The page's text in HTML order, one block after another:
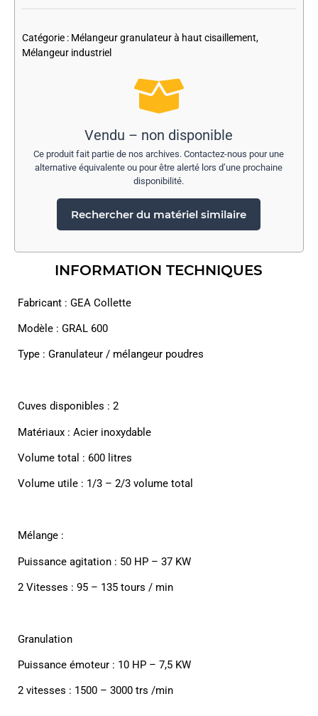
-
Catégorie : Mélangeur granulateur à haut cisaillement,
Mélangeur industriel
Vendu – non disponible
Ce produit fait partie de nos archives. Contactez-nous pour une
alternative équivalente ou pour être alerté lors d’une prochaine
disponibilité.
Rechercher du matériel similaire
INFORMATION TECHNIQUES
Fabricant : GEA Collette
Modèle : GRAL 600
Type : Granulateur / mélangeur poudres
Cuves disponibles : 2
Matériaux : Acier inoxydable
Volume total : 600 litres
Volume utile : 1/3 – 2/3 volume total
Mélange :
Puissance agitation : 50 HP – 37 KW
2 Vitesses : 95 – 135 tours / min
Granulation
Puissance émoteur : 10 HP – 7,5 KW
2 vitesses : 1500 – 3000 trs /min